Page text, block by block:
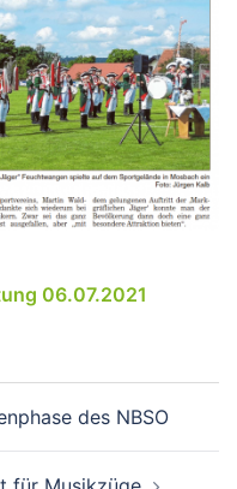
06.07.2021
des NBSO